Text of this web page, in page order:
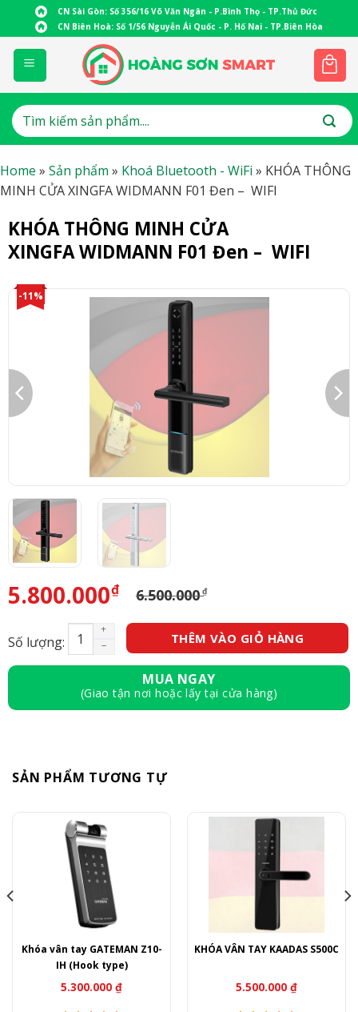
content
CN Sài Gòn: Số 356/16 Võ Văn Ngân - P.Bình Thọ - TP.Thủ Đức
CN Biên Hoà: Số 1/56 Nguyễn Ái Quốc - P. Hố Nai - TP.Biên Hòa
Tìm
kiếm:
Home » Sản phẩm » Khoá Bluetooth - WiFi » KHÓA THÔNG
MINH CỬA XINGFA WIDMANN F01 Đen – WIFI
KHÓA THÔNG MINH CỬA
XINGFA WIDMANN F01 Đen – WIFI
-11%
6.500.000₫
Giá
6.500.000 ₫.
5.800.000₫
Giá
là:
5.800.000 ₫.
Số lượng:
KHÓA THÔNG MINH CỬA XINGFA WIDMANN F01
THÊM VÀO GIỎ HÀNG
MUA NGAY
(Giao tận nơi hoặc lấy tại cửa hàng)
SẢN PHẨM TƯƠNG TỰ
Khóa vân tay GATEMAN Z10-
IH (Hook type)
5.300.000 ₫
KHÓA VÂN TAY KAADAS S500C
5.500.000 ₫